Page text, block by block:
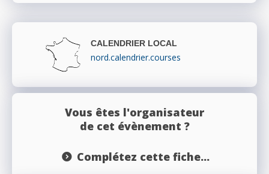
CALENDRIER LOCAL
nord.calendrier.courses
Vous êtes l'organisateur
de cet évènement ?
Complétez cette fiche...